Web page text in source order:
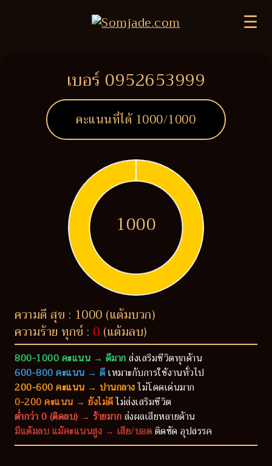
☰
เบอร์ 0952653999
คะแนนที่ได้ 1000/1000
1000
ความดี สุข : 1000 (แต้มบวก)
ความร้าย ทุกข์ : 0 (แต้มลบ)
800-1000 คะแนน → ดีมากส่งเสริมชีวิตทุกด้าน
600-800 คะแนน → ดีเหมาะกับการใช้งานทั่วไป
200-600 คะแนน → ปานกลางไม่โดดเด่นมาก
0-200 คะแนน → ยังไม่ดีไม่ส่งเสริมชีวิต
ต่ำกว่า 0 (ติดลบ) → ร้ายมากส่งผลเสียหลายด้าน
มีแต้มลบ แม้คะแนนสูง → เสีย/บอดติดขัด อุปสรรค